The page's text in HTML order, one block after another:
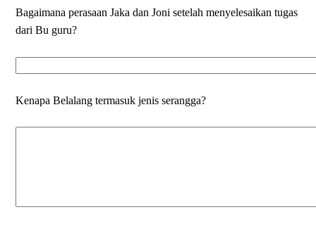
Bagaimana perasaan Jaka dan Joni setelah menyelesaikan tugas
dari Bu guru?
Kenapa Belalang termasuk jenis serangga?